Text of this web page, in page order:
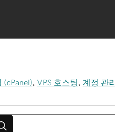
(cPanel) VPS 호스팅 계정 관리